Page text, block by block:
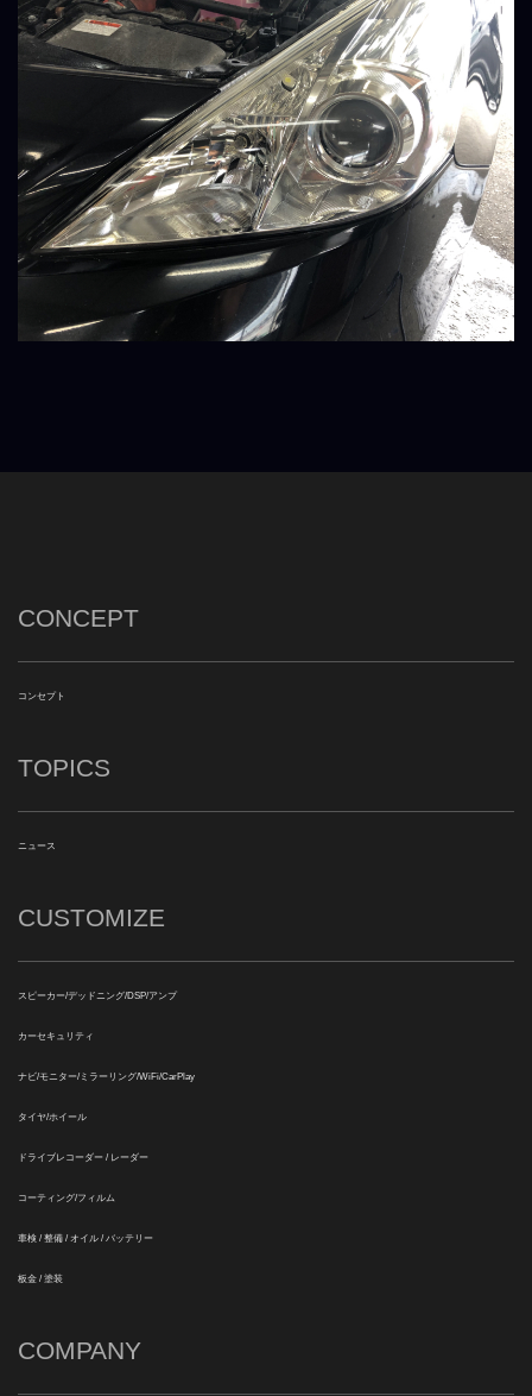
CONCEPT
コンセプト
TOPICS
ニュース
CUSTOMIZE
スピーカー/デッドニング/DSP/アンプ
カーセキュリティ
ナビ/モニター/ミラーリング/WiFi/CarPlay
タイヤ/ホイール
ドライブレコーダー / レーダー
コーティング/フィルム
車検 / 整備 / オイル / バッテリー
板金 / 塗装
COMPANY